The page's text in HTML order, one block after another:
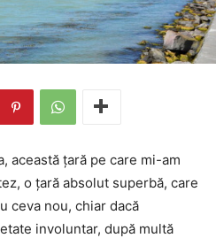
această țară pe care mi-am
o țară absolut superbă, care
ceva nou, chiar dacă
involuntar, după multă